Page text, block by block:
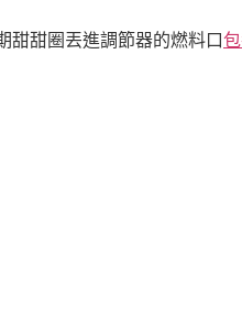
甜甜圈丟進調節器的燃料口